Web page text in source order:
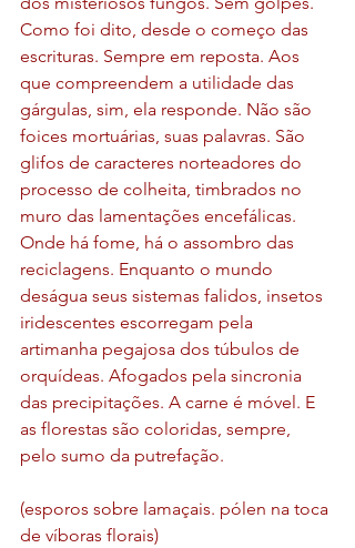
Como foi dito, desde o começo das
escrituras. Sempre em reposta. Aos
que compreendem a utilidade das
gárgulas, sim, ela responde. Não são
foices mortuárias, suas palavras. São
glifos de caracteres norteadores do
processo de colheita, timbrados no
muro das lamentações encefálicas.
Onde há fome, há o assombro das
reciclagens. Enquanto o mundo
deságua seus sistemas falidos, insetos
iridescentes escorregam pela
artimanha pegajosa dos túbulos de
orquídeas. Afogados pela sincronia
das precipitações. A carne é móvel. E
as florestas são coloridas, sempre,
pelo sumo da putrefação.
(esporos sobre lamaçais. pólen na toca
de víboras florais)